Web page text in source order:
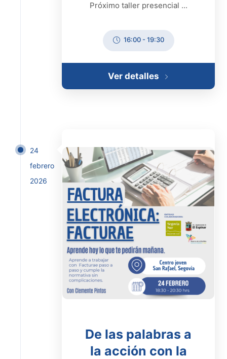
Próximo taller presencial ...
16:00- 19:30
Ver detalles
24
febrero
2026
De las palabras a
la acción con la